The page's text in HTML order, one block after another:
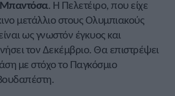
. Η Πελετέιρο, που είχε
μετάλλιο στους Ολυμπιακούς
ως γνωστόν έγκυος και
τον Δεκέμβριο. Θα επιστρέψει
με στόχο το Παγκόσμιο